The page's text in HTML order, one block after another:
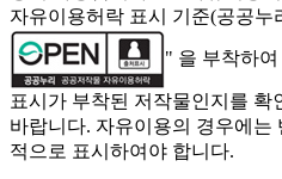
자유이용허락 표시 기준(공공누
" 을 부착하
표시가 부착된 저작물인지를 확
바랍니다. 자유이용의 경우에는
적으로 표시하여야 합니다.